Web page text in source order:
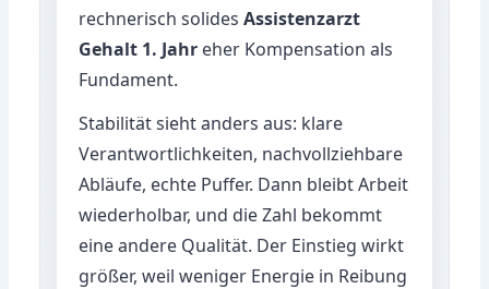
rechnerisch solidesAssistenzarzt
Gehalt 1. Jahr eher Kompensation als
Fundament.
Stabilität sieht anders aus: klare
Verantwortlichkeiten, nachvollziehbare
Abläufe, echte Puffer. Dann bleibt Arbeit
wiederholbar, und die Zahl bekommt
eine andere Qualität. Der Einstieg wirkt
größer, weil weniger Energie in Reibung